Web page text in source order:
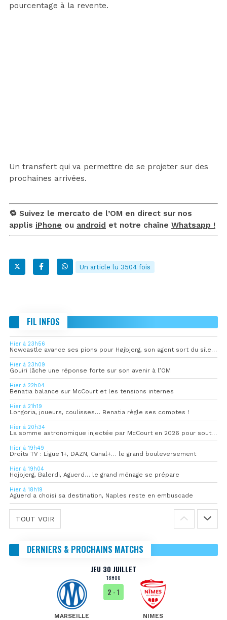
pourcentage à la revente.
Un transfert qui va permettre de se projeter sur des
prochaines arrivées.
🔁 Suivez le mercato de l’OM en direct sur nos
applis iPhone ou android et notre chaîne Whatsapp !
Un article lu 3504 fois
FIL INFOS
Hier à 23h56
Newcastle avance ses pions pour Højbjerg, son agent sort du silence
Hier à 23h09
Gouiri lâche une réponse forte sur son avenir à l’OM
Hier à 22h04
Benatia balance sur McCourt et les tensions internes
Hier à 21h19
Longoria, joueurs, coulisses… Benatia règle ses comptes !
Hier à 20h34
La somme astronomique injectée par McCourt en 2026 pour soutenir l’OM
Hier à 19h49
Droits TV : Ligue 1+, DAZN, Canal+… le grand bouleversement
Hier à 19h04
Hojbjerg, Balerdi, Aguerd… le grand ménage se prépare
Hier à 18h19
Aguerd a choisi sa destination, Naples reste en embuscade
TOUT VOIR
DERNIERS & PROCHAINS MATCHS
JEU 30 JUILLET
18H00
MARSEILLE
2 - 1
NIMES